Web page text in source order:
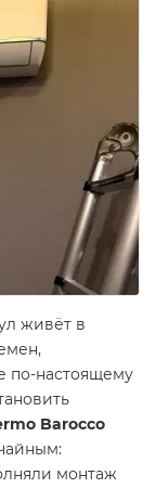
живёт в
по-настоящему
Barocco
монтаж